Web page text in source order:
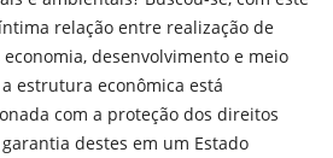
relação entre realização de
desenvolvimento e meio
estrutura econômica está
com a proteção dos direitos
destes em um Estado